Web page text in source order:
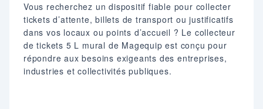
Vous recherchez un dispositif fiable pour collecter
tickets d’attente, billets de transport ou justificatifs
dans vos locaux ou points d’accueil ? Le collecteur
de tickets 5 L mural de Magequip est conçu pour
répondre aux besoins exigeants des entreprises,
industries et collectivités publiques.